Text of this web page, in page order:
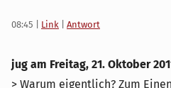
08:45 Link Antwort
jug am Freitag, 21. Oktober
> Warum eigentlich? Zum